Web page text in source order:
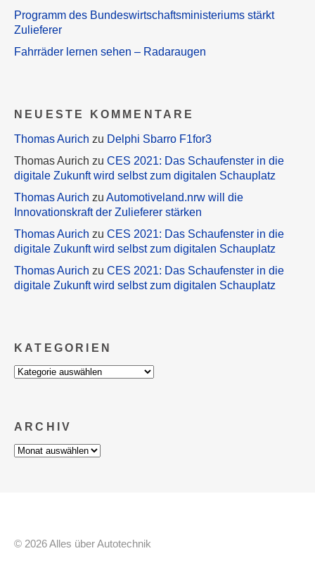
Programm des Bundeswirtschaftsministeriums stärkt
Zulieferer
Fahrräder lernen sehen – Radaraugen
NEUESTE KOMMENTARE
Thomas Aurich zu Delphi Sbarro F1for3
Thomas Aurich zu CES 2021: Das Schaufenster in die
digitale Zukunft wird selbst zum digitalen Schauplatz
Thomas Aurich zu Automotiveland.nrw will die
Innovationskraft der Zulieferer stärken
Thomas Aurich zu CES 2021: Das Schaufenster in die
digitale Zukunft wird selbst zum digitalen Schauplatz
Thomas Aurich zu CES 2021: Das Schaufenster in die
digitale Zukunft wird selbst zum digitalen Schauplatz
KATEGORIEN
Kategorien
ARCHIV
Archiv
© 2026 Alles über Autotechnik